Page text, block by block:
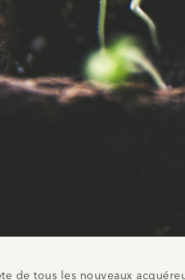
de tous les nouveaux